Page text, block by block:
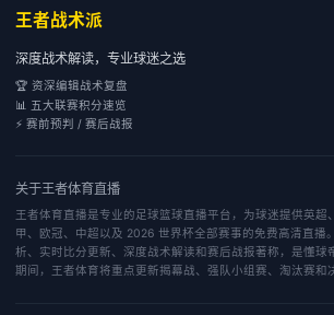
王者战术派
深度战术解读，专业球迷之选
🏆 资深编辑战术复盘
📊 五大联赛积分速览
⚡ 赛前预判 / 赛后战报
关于王者体育直播
王者体育直播是专业的足球篮球直播平台，为球迷提供英超
甲、欧冠、中超以及 2026 世界杯全部赛事的免费高清直播
析、实时比分更新、深度战术解读和赛后战报著称，是懂球
期间，王者体育将重点更新揭幕战、强队小组赛、淘汰赛和